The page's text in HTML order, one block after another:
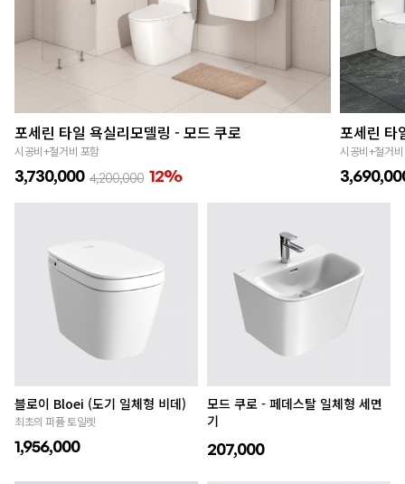
포세린 타일 욕실리모델링 - 모드 쿠로
시공비+철거비 포함
3,730,000 4,200,000 12%
포세린 타
시공비+철거
블로이 Bloei (도기 일체형 비데)
최초의 퍼퓸 토일렛
1,956,000
모드 쿠로 - 페데스탈 일체형 세면
기
207,000